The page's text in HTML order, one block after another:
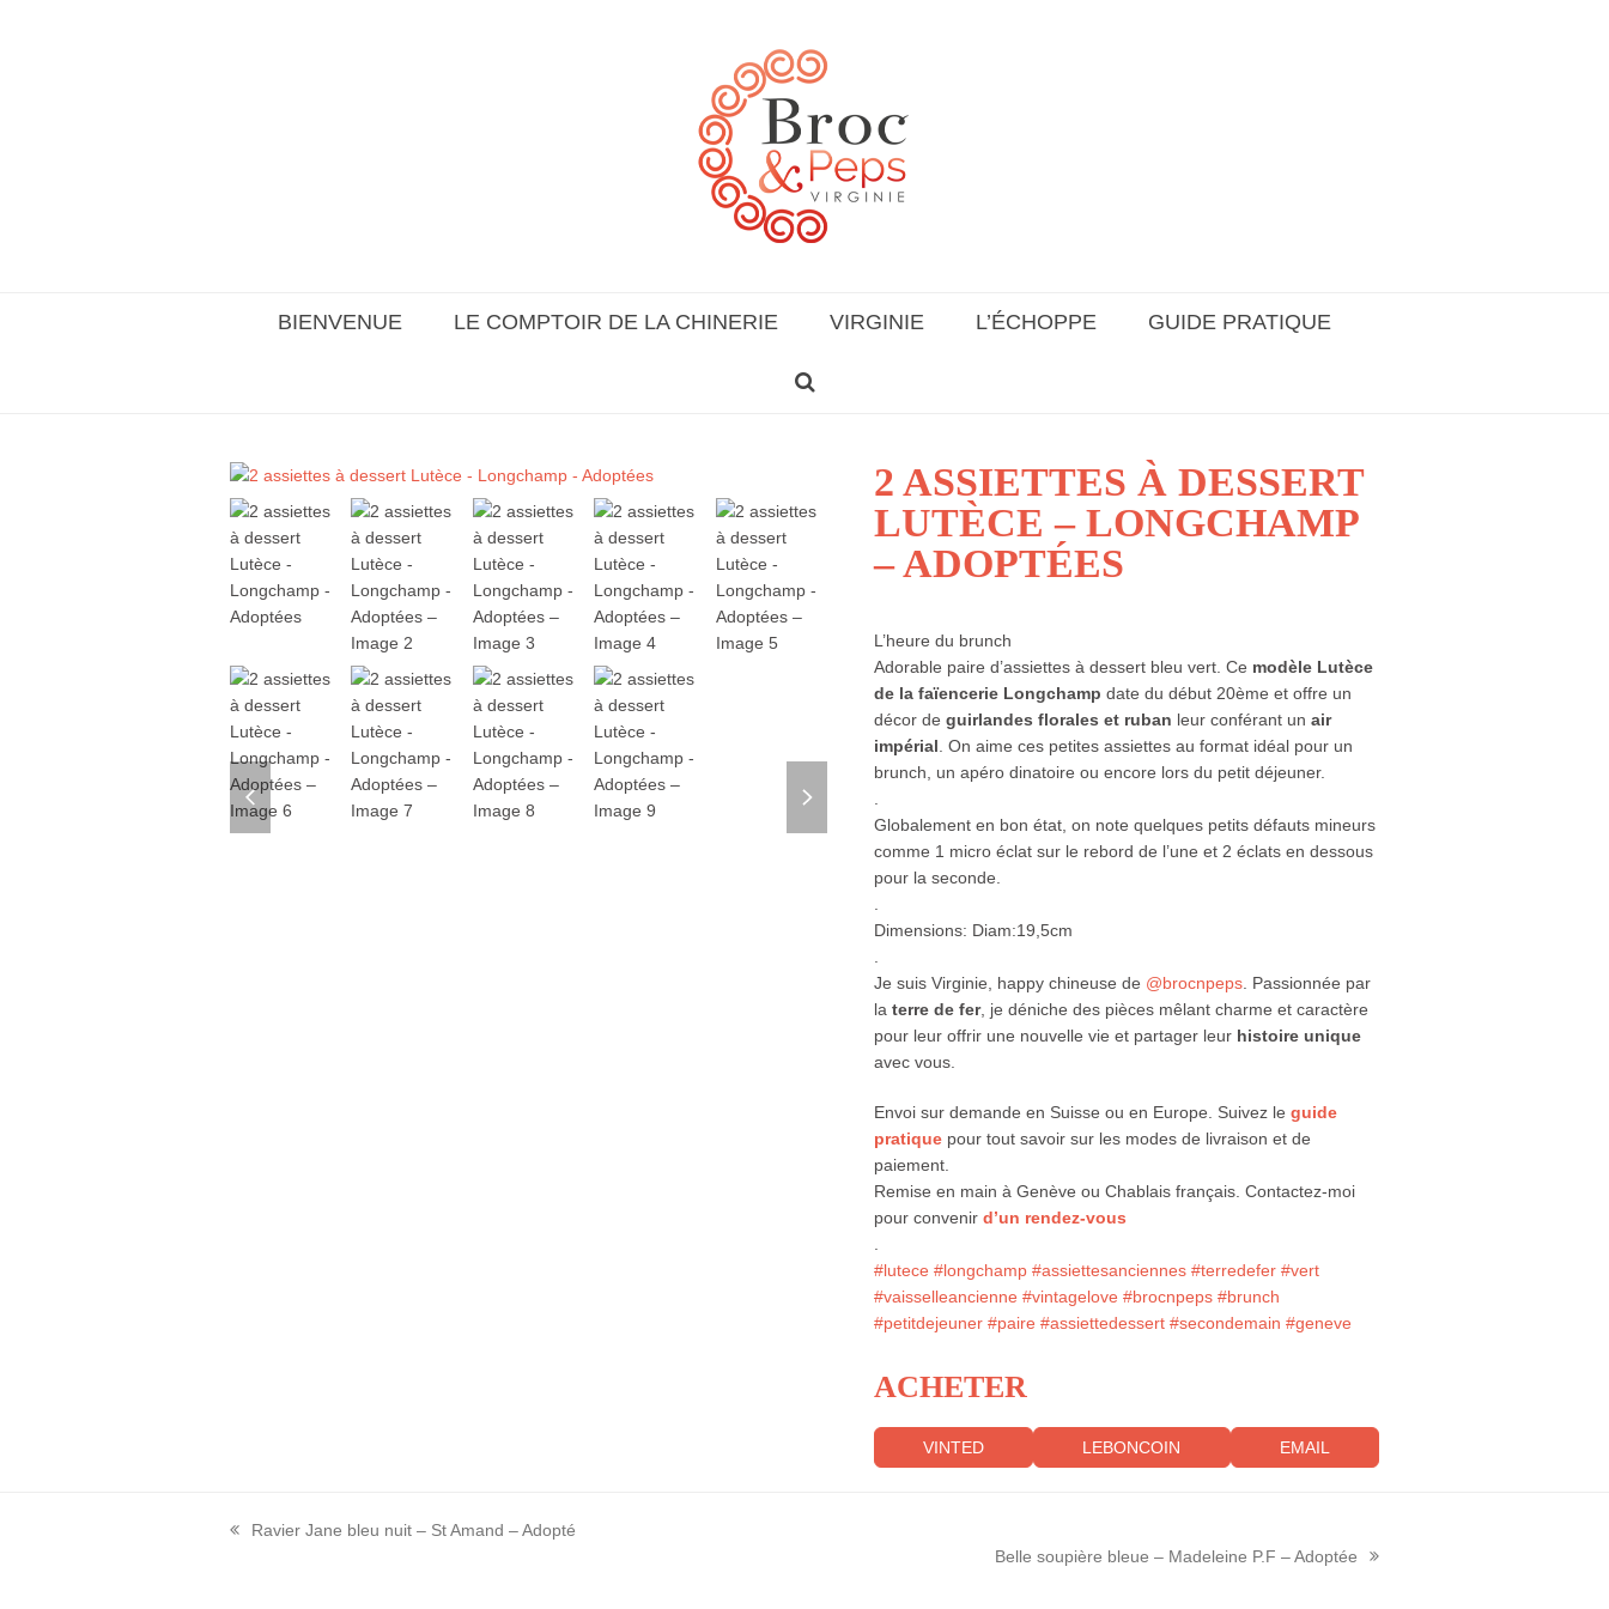
BIENVENUE LE COMPTOIR DE LA CHINERIE VIRGINIE L’ÉCHOPPE GUIDE PRATIQUE
previous
slide
slide
2 ASSIETTES À DESSERT
LUTÈCE – LONGCHAMP
– ADOPTÉES
L’heure du brunch
Adorable paire d’assiettes à dessert bleu vert. Ce modèle Lutèce
de la faïencerie Longchamp date du début 20ème et offre un
décor de guirlandes florales et ruban leur conférant un air
impérial . On aime ces petites assiettes au format idéal pour un
brunch, un apéro dinatoire ou encore lors du petit déjeuner.
Globalement en bon état, on note quelques petits défauts mineurs
comme 1 micro éclat sur le rebord de l’une et 2 éclats en dessous
pour la seconde.
Dimensions: Diam:19,5cm
Je suis Virginie, happy chineuse de @brocnpeps. Passionnée par
la terre de fer, je déniche des pièces mêlant charme et caractère
pour leur offrir une nouvelle vie et partager leur histoire unique
avec vous.
Envoi sur demande en Suisse ou en Europe. Suivez le guide
pratiquepour tout savoir sur les modes de livraison et de
paiement.
Remise en main à Genève ou Chablais français. Contactez-moi
pour convenird’un rendez-vous
#lutece #longchamp #assiettesanciennes #terredefer #vert
#vaisselleancienne #vintagelove #brocnpeps #brunch
#petitdejeuner #paire #assiettedessert #secondemain #geneve
ACHETER
VINTED LEBONCOIN EMAIL
previous
Ravier Jane bleu nuit – St Amand – Adopté
next
Belle soupière bleue – Madeleine P.F – Adoptée